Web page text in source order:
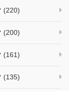
(220)
(200)
(161)
(135)